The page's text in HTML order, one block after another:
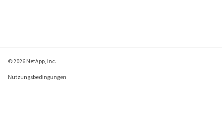
© 2026 NetApp, Inc.
Nutzungsbedingungen